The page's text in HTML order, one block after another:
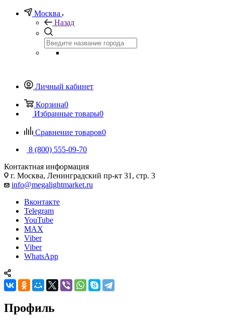
Москва
Назад
Личный кабинет
Корзина0
Избранные товары0
Сравнение товаров0
8 (800) 555-09-70
Контактная информация
г. Москва, Ленинградский пр-кт 31, стр. 3
info@megalightmarket.ru
Вконтакте
Telegram
YouTube
MAX
Viber
Viber
WhatsApp
Профиль